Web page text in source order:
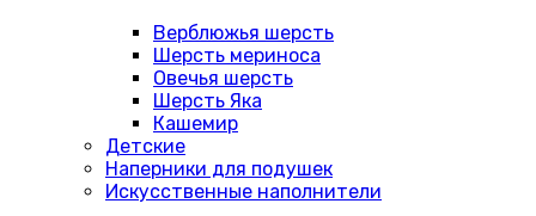
Верблюжья шерсть
Шерсть мериноса
Овечья шерсть
Шерсть Яка
Кашемир
Детские
Наперники для подушек
Искусственные наполнители